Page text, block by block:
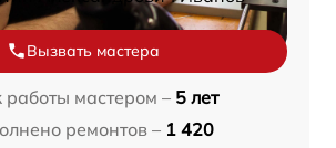
Вызвать мастера
работы мастером – 5 лет
ремонтов – 1 420